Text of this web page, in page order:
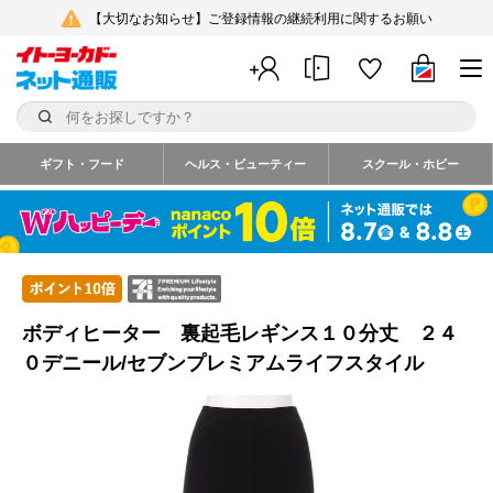
【大切なお知らせ】ご登録情報の継続利用に関するお願い
ギフト・フード ヘルス・ビューティー スクール・ホビー
ボディヒーター 裏起毛レギンス１０分丈 ２４
０デニール/セブンプレミアムライフスタイル